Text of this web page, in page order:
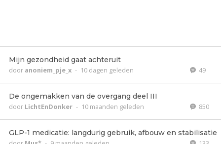
Mijn gezondheid gaat achteruit
door anoniem_pje_x - 10 dagen geleden 49
De ongemakken van de overgang deel III
door LichtEnDonker - 10 maanden geleden 850
GLP-1 medicatie: langdurig gebruik, afbouw en stabilisatie